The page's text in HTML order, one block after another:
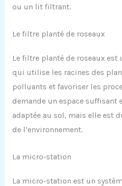
ou un lit filtrant.
Le filtre planté de roseaux
Le filtre planté de roseaux
qui utilise les racines des
polluants et favoriser les
demande un espace suffisant
adaptée au sol, mais elle est
de l’environnement.
La micro-station
La micro-station est un